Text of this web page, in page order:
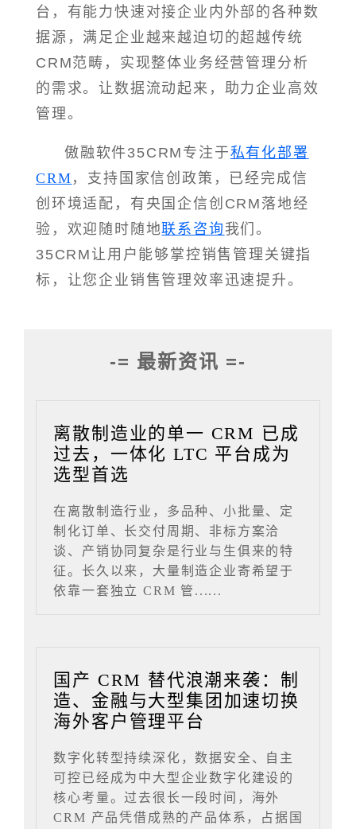
台，有能力快速对接企业内外部的各种数
据源，满足企业越来越迫切的超越传统
CRM范畴，实现整体业务经营管理分析
的需求。让数据流动起来，助力企业高效
管理。
傲融软件35CRM专注于私有化部署
CRM ，支持国家信创政策，已经完成信
创环境适配，有央国企信创CRM落地经
验，欢迎随时随地联系咨询 我们。
35CRM让用户能够掌控销售管理关键指
标，让您企业销售管理效率迅速提升。
-= 最新资讯 =-
离散制造业的单一 CRM 已成
过去，一体化 LTC 平台成为
选型首选
在离散制造行业，多品种、小批量、定
制化订单、长交付周期、非标方案洽
谈、产销协同复杂是行业与生俱来的特
征。长久以来，大量制造企业寄希望于
依靠一套独立 CRM 管......
国产 CRM 替代浪潮来袭：制
造、金融与大型集团加速切换
海外客户管理平台
数字化转型持续深化，数据安全、自主
可控已经成为中大型企业数字化建设的
核心考量。过去很长一段时间，海外
CRM 产品凭借成熟的产品体系，占据国